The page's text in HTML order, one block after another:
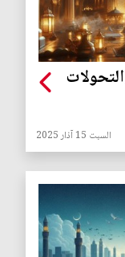
السبت 15 آذار 2025